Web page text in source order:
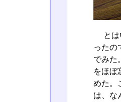
と
ったの
でみた
をほぼ
めた。
は、な